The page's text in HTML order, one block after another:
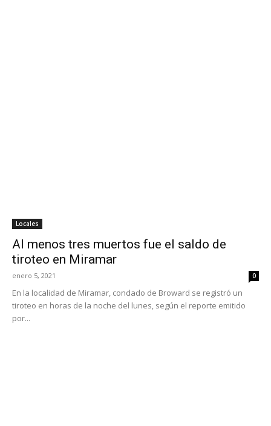
Locales
Al menos tres muertos fue el saldo de
tiroteo en Miramar
enero 5, 2021 0
En la localidad de Miramar, condado de Broward se registró un
tiroteo en horas de la noche del lunes, según el reporte emitido
por...